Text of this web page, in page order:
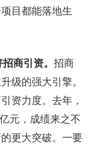
目都能落地生
商引资。 招商
级的强大引擎。
资力度。去年，
元，成绩来之不
更大突破。一要